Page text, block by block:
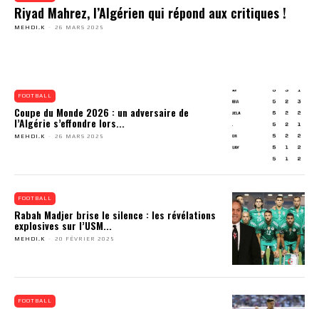
Riyad Mahrez, l’Algérien qui répond aux critiques !
MEHDI.K - 26 MARS 2025
FOOTBALL
Coupe du Monde 2026 : un adversaire de
l’Algérie s’effondre lors...
MEHDI.K - 26 MARS 2025
FOOTBALL
Rabah Madjer brise le silence : les révélations
explosives sur l’USM...
MEHDI.K - 20 FÉVRIER 2025
FOOTBALL